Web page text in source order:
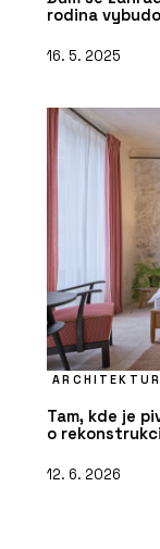
rodina
16. 5. 2025
Tam, kde je
o
12. 6. 2026